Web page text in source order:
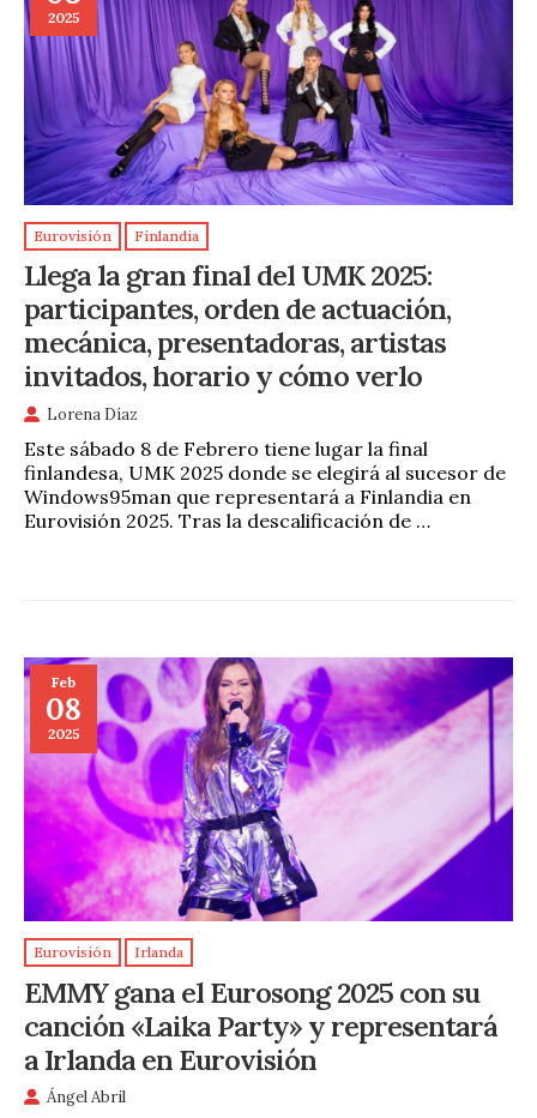
2025
Eurovisión Finlandia
Llega la gran final del UMK 2025:
participantes, orden de actuación,
mecánica, presentadoras, artistas
invitados, horario y cómo verlo
Lorena Díaz
Este sábado 8 de Febrero tiene lugar la final
finlandesa, UMK 2025 donde se elegirá al sucesor de
Windows95man que representará a Finlandia en
Eurovisión 2025. Tras la descalificación de …
Feb
08
2025
Eurovisión Irlanda
EMMY gana el Eurosong 2025 con su
canción «Laika Party» y representará
a Irlanda en Eurovisión
Ángel Abril